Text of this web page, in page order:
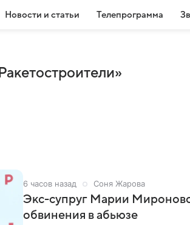
Новости и статьи Телепрограмма
6 часов назад Соня Жарова
Экс-супруг Марии
обвинения в абьюзе